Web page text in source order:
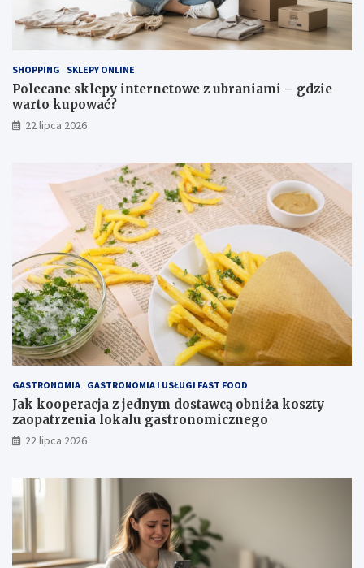
SHOPPING SKLEPY ONLINE
Polecane sklepy internetowe z ubraniami – gdzie
warto kupować?
22 lipca 2026
GASTRONOMIA GASTRONOMIA I USŁUGI FAST FOOD
Jak kooperacja z jednym dostawcą obniża koszty
zaopatrzenia lokalu gastronomicznego
22 lipca 2026